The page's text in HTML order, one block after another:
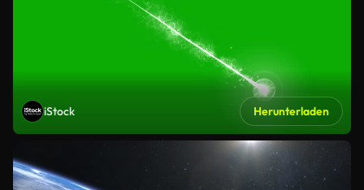
iStock Herunterladen